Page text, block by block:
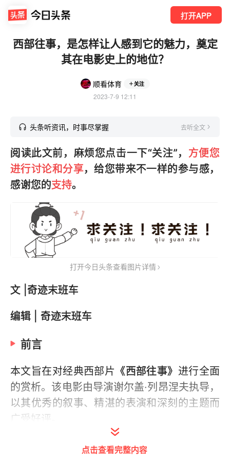
打开APP
西部往事，是怎样让人感到它的魅力，奠定
其在电影史上的地位？
顺看体育 关注
2023-7-9 12:11
头条听资讯，时事尽掌握 去听全文
阅读此文前，麻烦您点击一下“关注”， 方便您
进行讨论和分享，给您带来不一样的参与感，
感谢您的支持。
打开今日头条查看图片详情
文 |奇迹末班车
编辑 | 奇迹末班车
前言
本文旨在对经典西部片 《西部往事》 进行全面
的赏析。该电影由导演谢尔盖·列昂涅夫执导，
以其优秀的叙事、精湛的表演和深刻的主题而
广受好评。
点击查看完整内容